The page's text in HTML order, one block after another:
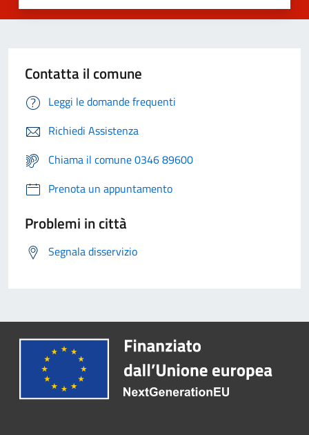
Contatta il comune
Leggi le domande frequenti
Richiedi Assistenza
Chiama il comune 0346 89600
Prenota un appuntamento
Problemi in città
Segnala disservizio